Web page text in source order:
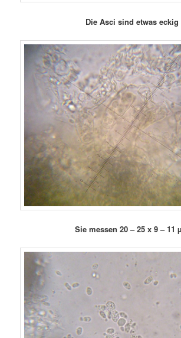
Die Asci sind etwas eckig
Sie messen 20 – 25 x 9 – 11